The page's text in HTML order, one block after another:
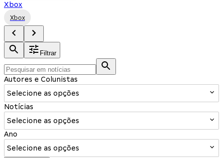
Xbox
Xbox
Filtrar
Autores e Colunistas
Selecione as opções
Notícias
Selecione as opções
Ano
Selecione as opções